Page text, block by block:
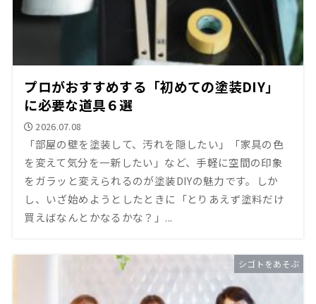
プロがおすすめする「初めての塗装DIY」
に必要な道具６選
2026.07.08
「部屋の壁を塗装して、汚れを隠したい」「家具の色
を変えて気分を一新したい」など、手軽に空間の印象
をガラッと変えられるのが塗装DIYの魅力です。しか
し、いざ始めようとしたときに「とりあえず塗料だけ
買えばなんとかなるかな？」...
シゴトをあそぶ